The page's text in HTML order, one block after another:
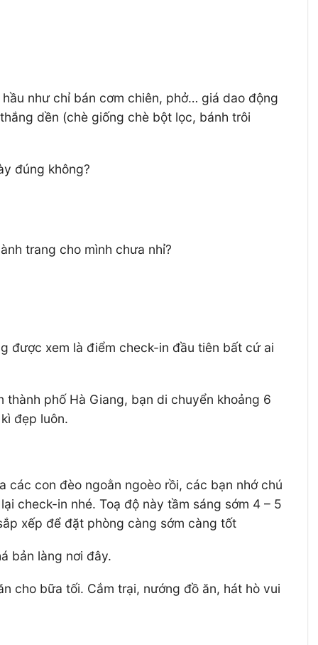
như chỉ bán cơm chiên, phở… giá dao động
dền (chè giống chè bột lọc, bánh trôi
đúng không?
trang cho mình chưa nhỉ?
được xem là điểm check-in đầu tiên bất cứ ai
phố Hà Giang, bạn di chuyển khoảng 6
đẹp luôn.
các con đèo ngoằn ngoèo rồi, các bạn nhớ chú
check-in nhé. Toạ độ này tầm sáng sớm 4 – 5
xếp để đặt phòng càng sớm càng tốt
bản làng nơi đây.
cho bữa tối. Cắm trại, nướng đồ ăn, hát hò vui